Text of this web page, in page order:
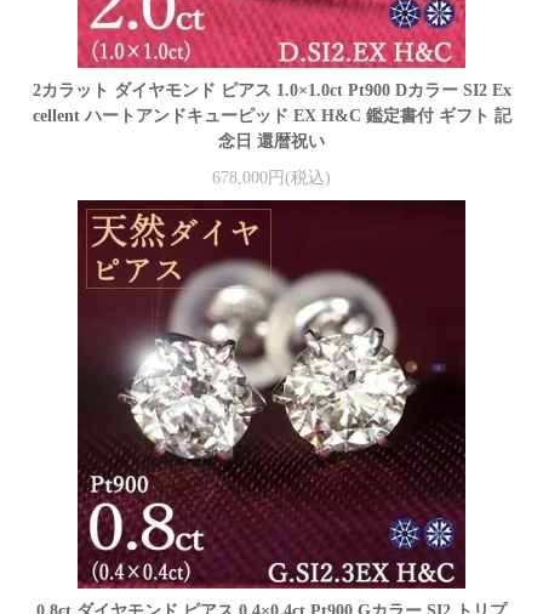
2カラット ダイヤモンド ピアス 1.0×1.0ct Pt900 Dカラー SI2 Ex
cellent ハートアンドキューピッド EX H&C 鑑定書付 ギフト 記
念日 還暦祝い
678,000円(税込)